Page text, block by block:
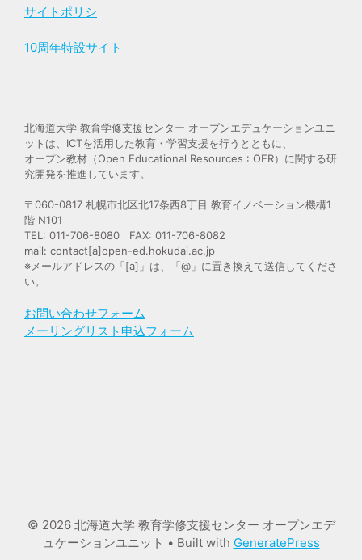
サイトポリシ
10周年特設サイト
北海道大学 教育学修支援センター オープンエデュケーションユニ
ットは、ICTを活用した教育・学習支援を行うとともに、
オープン教材（Open Educational Resources : OER）に関する研
究開発を推進しています。
〒060-0817 札幌市北区北17条西8丁目 教育イノベーション機構1
階 N101
TEL: 011-706-8080 FAX: 011-706-8082
mail: contact[a]open-ed.hokudai.ac.jp
※メールアドレスの「[a]」は、「@」に置き換えて送信してくださ
い。
お問い合わせフォーム
メーリングリスト申込フォーム
© 2026 北海道大学 教育学修支援センター オープンエデ
ュケーションユニット • Built with GeneratePress